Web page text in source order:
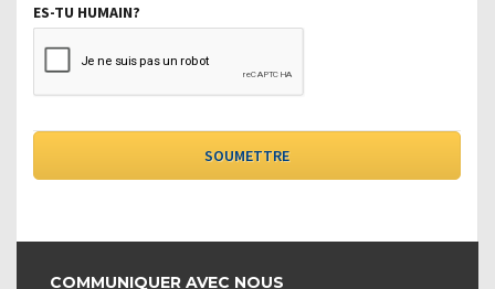
ES-TU HUMAIN?
COMMUNIQUER AVEC NOUS